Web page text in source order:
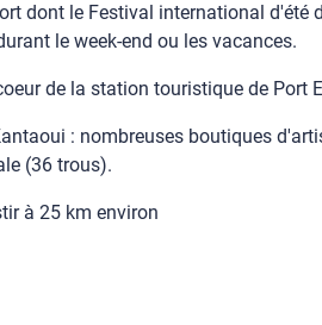
dont le Festival international d'été
le week-end ou les vacances.
de la station touristique de
: nombreuses boutiques
(36 trous).
à 25 km environ